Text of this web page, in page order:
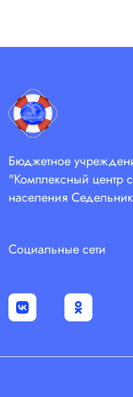
Бюджетное
"Комплексный центр
населения
Социальные сети